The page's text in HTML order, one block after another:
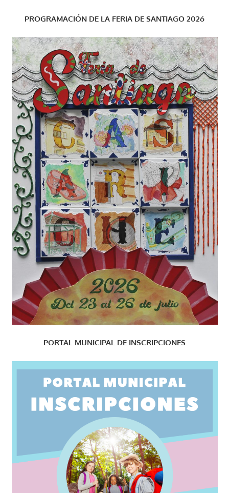
PROGRAMACIÓN DE LA FERIA DE SANTIAGO 2026
PORTAL MUNICIPAL DE INSCRIPCIONES